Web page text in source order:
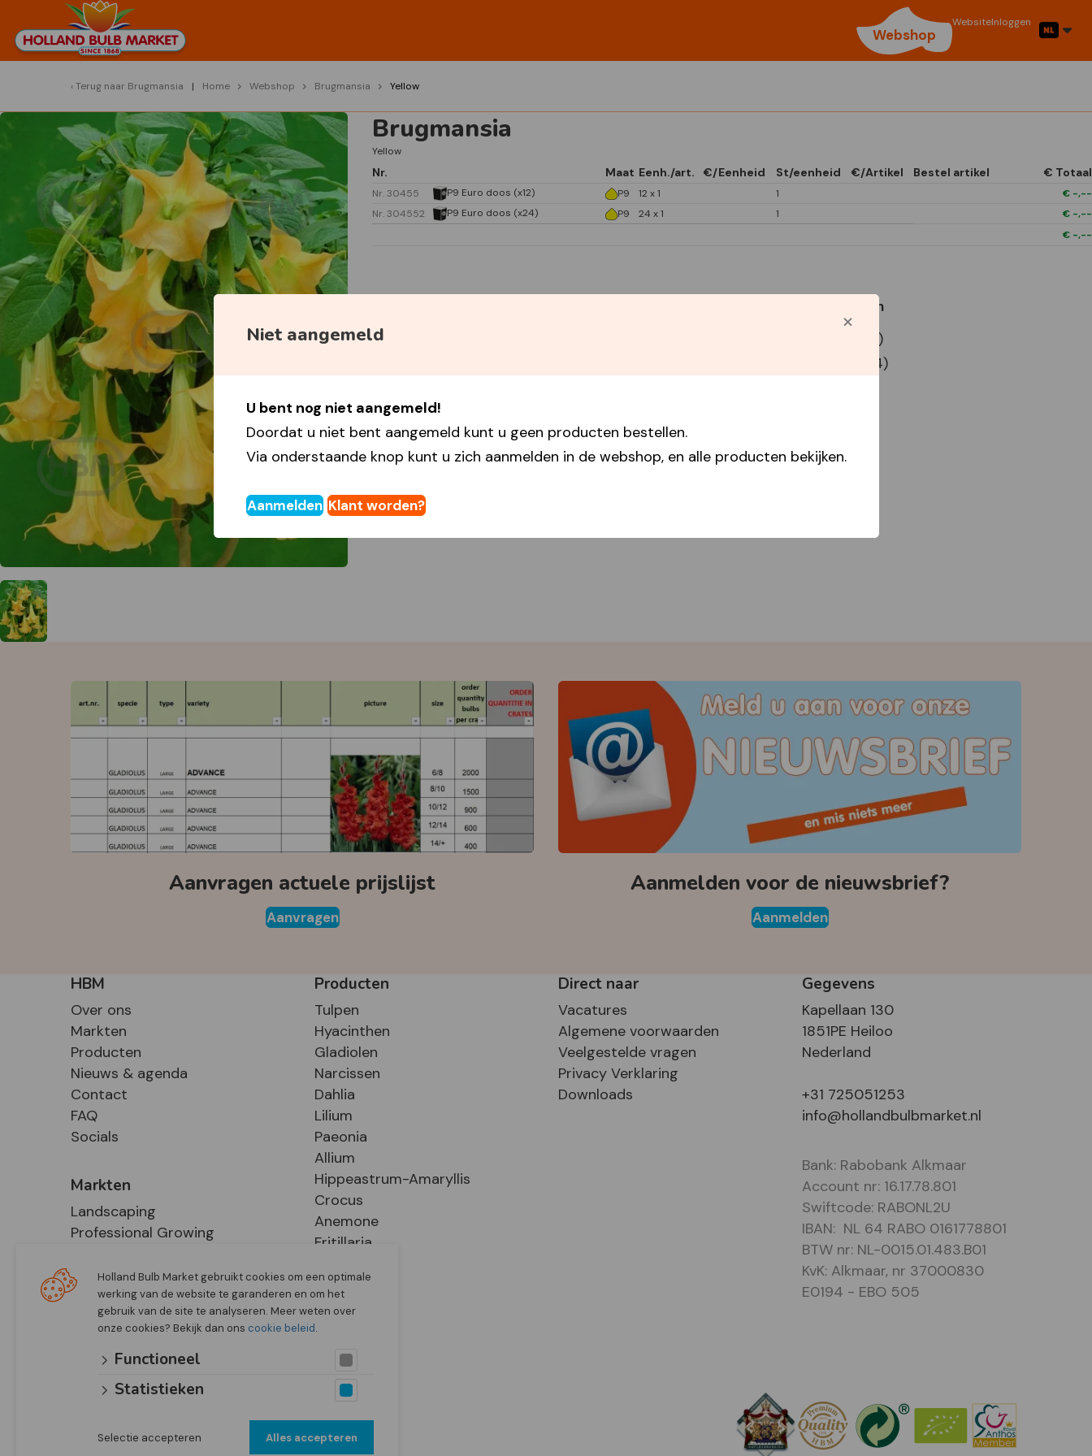
Webshop
WebsiteInloggen
Niet aangemeld
U bent nog niet aangemeld!
Doordat u niet bent aangemeld kunt u geen producten bestellen.
Via onderstaande knop kunt u zich aanmelden in de webshop, en alle producten bekijken.
Aanmelden Klant worden?
Terug naar Brugmansia Home Webshop Brugmansia Yellow
Brugmansia
Yellow
Nr. Maat Eenh./art. €/Eenheid St/eenheid €/Artikel Bestel artikel € Totaal
Nr. 30455 P9 Euro doos (x12) P9 12 x 1 1 € -,--
Nr. 304552
P9 Euro doos (x24) P9 24 x 1 1 € -,--
€ -,--
Gebruikte symbolen
P9 Euro doos (x12)
P9 Euro doos (x24)
Aanvragen actuele prijslijst
Aanvragen
Aanmelden voor de nieuwsbrief?
Aanmelden
HBM
Over ons
Markten
Producten
Nieuws & agenda
Contact
FAQ
Socials
Markten
Landscaping
Professional Growing
Retail
Producten
Tulpen
Hyacinthen
Gladiolen
Narcissen
Dahlia
Lilium
Paeonia
Allium
Hippeastrum-Amaryllis
Crocus
Anemone
Fritillaria
Direct naar
Vacatures
Algemene voorwaarden
Veelgestelde vragen
Privacy Verklaring
Downloads
Gegevens
Kapellaan 130
1851PE Heiloo
Nederland
+31 725051253
info@hollandbulbmarket.nl
Bank: Rabobank Alkmaar
Account nr: 16.17.78.801
Swiftcode: RABONL2U
IBAN: NL 64 RABO 0161778801
BTW nr: NL-0015.01.483.B01
KvK: Alkmaar, nr 37000830
E0194 - EBO 505
Holland Bulb Market gebruikt cookies om een optimale
werking van de website te garanderen en om het
gebruik van de site te analyseren. Meer weten over
onze cookies? Bekijk dan ons cookie beleid.
Functioneel
Statistieken
Selectie accepteren Alles accepteren